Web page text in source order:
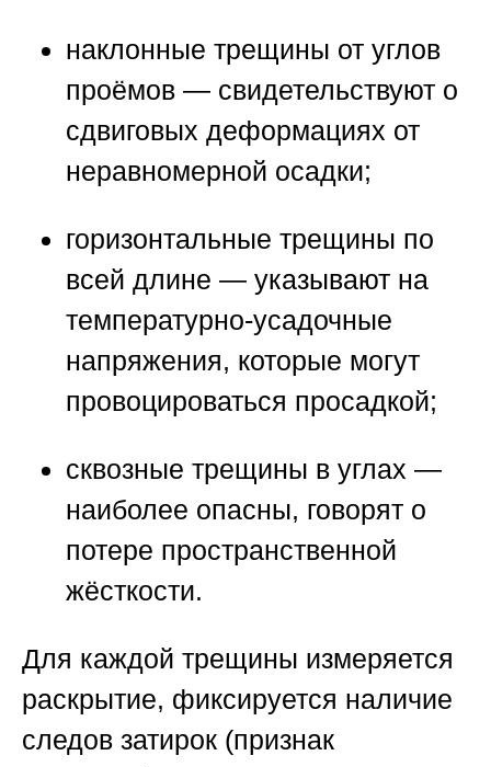
наклонные трещины от углов
проёмов — свидетельствуют о
сдвиговых деформациях от
неравномерной осадки;
горизонтальные трещины по
всей длине — указывают на
температурно-усадочные
напряжения, которые могут
провоцироваться просадкой;
сквозные трещины в углах —
наиболее опасны, говорят о
потере пространственной
жёсткости.
Для каждой трещины измеряется
раскрытие, фиксируется наличие
следов затирок (признак